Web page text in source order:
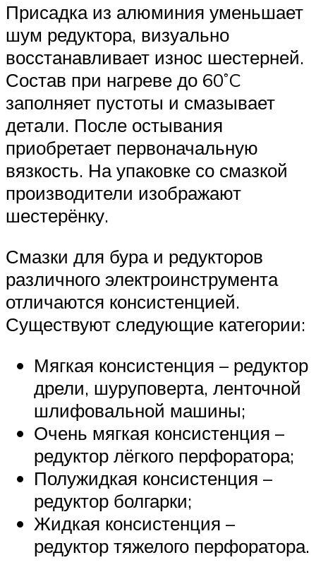
Присадка из алюминия уменьшает
шум редуктора, визуально
восстанавливает износ шестерней.
Состав при нагреве до 60˚C
заполняет пустоты и смазывает
детали. После остывания
приобретает первоначальную
вязкость. На упаковке со смазкой
производители изображают
шестерёнку.
Смазки для бура и редукторов
различного электроинструмента
отличаются консистенцией.
Существуют следующие категории:
Мягкая консистенция – редуктор
дрели, шуруповерта, ленточной
шлифовальной машины;
Очень мягкая консистенция –
редуктор лёгкого перфоратора;
Полужидкая консистенция –
редуктор болгарки;
Жидкая консистенция –
редуктор тяжелого перфоратора.